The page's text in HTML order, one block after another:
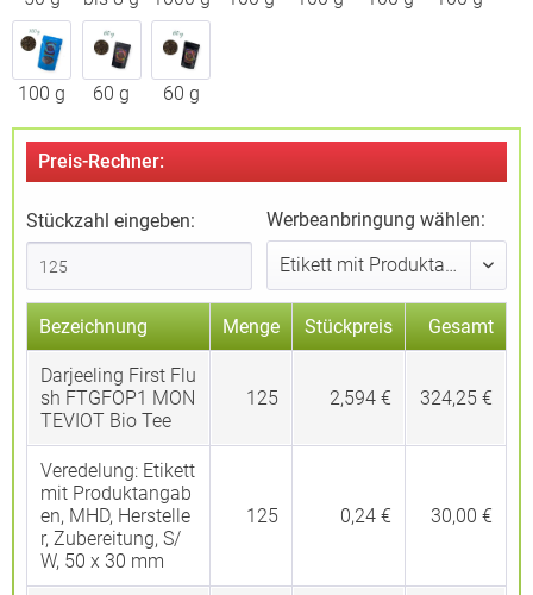
100 g 60 g 60 g
Preis-Rechner:
Stückzahl eingeben: Werbeanbringung wählen:
Bezeichnung Menge Stückpreis Gesamt
Darjeeling First Flu
sh FTGFOP1 MON
TEVIOT Bio Tee
125 2,594 € 324,25 €
Veredelung: Etikett
mit Produktangab
en, MHD, Herstelle
r, Zubereitung, S/
W, 50 x 30 mm
125 0,24 € 30,00 €